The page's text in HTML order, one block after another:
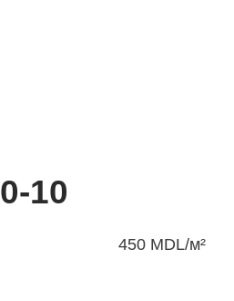
10
450 MDL/м²